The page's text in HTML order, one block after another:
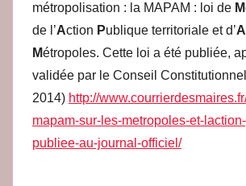
métropolisation : la MAPAM : loi de M
de l’Action Publique territoriale et d’A
Métropoles. Cette loi a été publiée,
validée par le Conseil
2014) http://
mapam-sur-les-metropoles-et-
publiee-au-journal-officiel/